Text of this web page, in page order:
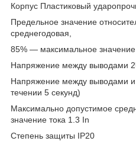
Корпус Пластиковый
Предельное значение
среднегодовая,
85% ― максимальное
Напряжение между выводами
Напряжение между выводами и
течении 5 секунд)
Максимально допустимое
значение тока 1.3 In
Степень защиты IP20